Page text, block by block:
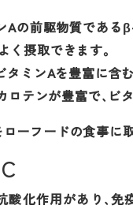
Aの前駆物質であ
く摂取できます。
タミンAを豊富に含
ロテンが豊富で、ビ
ーフードの食事に
酸化作用があり、